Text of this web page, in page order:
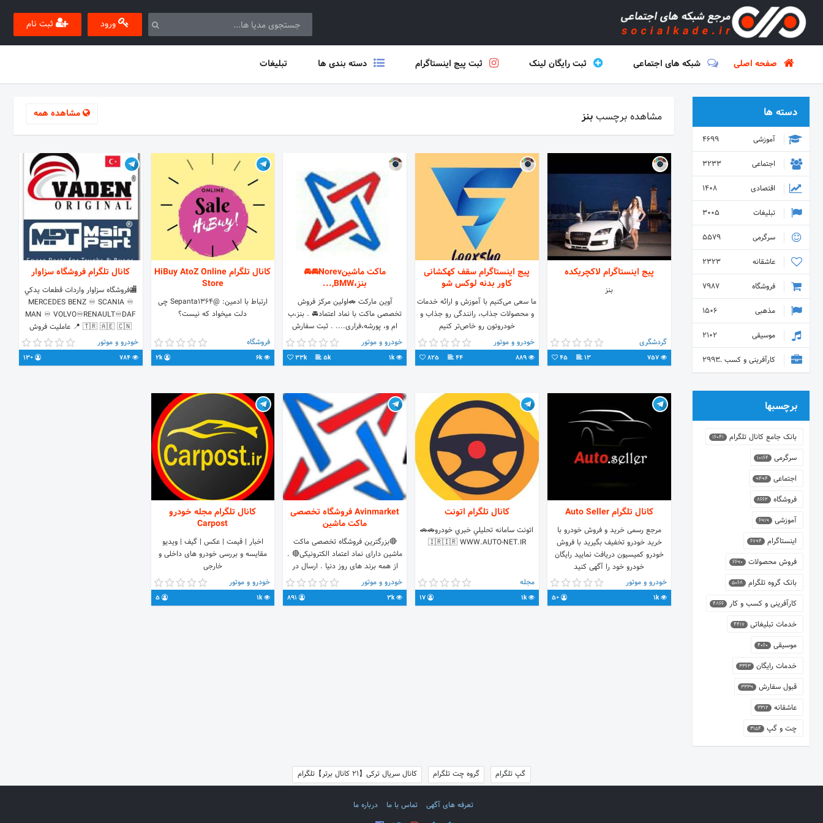
ورود ثبت نام
صفحه اصلی شبکه های اجتماعی ثبت رایگان لینک ثبت پیج اینستاگرام دسته بندی ها تبلیغات
مشاهده برچسب بنز مشاهده همه
پیج اینستاگرام لاکچریکده
بنز
گردشگری
757
13
45
پیج اینستاگرام سقف کهکشانی
کاور بدنه لوکس شو
ما سعی می‌کنیم با آموزش و ارائه خدمات
و محصولات جذاب، رانندگی‌ رو جذاب و
خودرو‌تون رو خاص‌تر کنیم
9020125525-02188679584
#سقف_کهکشانی اطلاعات بیشتر در
خودرو و موتور
889
44
825
ماکت ماشینNorev🚘🚘
بنز،BMW,...
آوین مارکت 🚗اولین مرکز فروش
تخصصی ماکت با نماد اعتماد🚘 . بنز،ب
ام و، پورشه،فراری.... . ثبت سفارش
⬇⬇
خودرو و موتور
1k
5k
33k
کانال تلگرام HiBuy AtoZ Online
Store
ارتباط با ادمین: @Sepanta1364 چی
دلت میخواد که نیست؟⁦
فروشگاه
6k
2k
کانال تلگرام فروشگاه سزاوار
🏬فروشگاه سزاوار واردات قطعات يدكي
MERCEDES BENZ ♾ SCANIA ♾
MAN ♾ VOLVO♾RENAULT♾DAF
📍 🇹🇷 🇦🇪 🇨🇳 عامليت فروش
محصولات 📍M P T 🇹🇷 📍VADEN ⁦
🇹🇷⁩ 📍AYDINSAN 🇹🇷 📍G T S
🇹🇷 📍BEYZAT 🇹🇷 📲 +98 919
خودرو و موتور
784
130
کانال تلگرام Auto Seller
مرجع رسمی خرید و فروش خودرو با
خرید خودرو تخفیف بگیرید با فروش
خودرو کمیسیون دریافت نمایید رایگان
خودرو خود را آگهی کنید
خودرو و موتور
1k
50
کانال تلگرام اتونت
اتونت سامانه تحليلي خبري خودرو🚗🚗
🇮🇷🇮🇷 WWW.AUTO-NET.IR
مجله
1k
17
Avinmarket فروشگاه تخصصی
ماکت ماشین
🔴بزرگترین فروشگاه تخصصی ماکت
ماشین دارای نماد اعتماد الکترونیکی🔴 .
از همه برند های روز دنیا . ارسال در
اسرع وقت با قیمت مناسب . جهت
سفارش عکس مورد نظر رو به ای دی
ادمین ارسال نمایید یا با شماره
خودرو و موتور
3k
891
کانال تلگرام مجله خودرو
Carpost
اخبار | قیمت | عکس | گیف | ویدیو
مقایسه و بررسی خودرو های داخلی و
خارجی
خودرو و موتور
1k
5
دسته ها
آموزشی
4699
اجتماعی
3233
اقتصادی
1408
تبلیغات
3005
سرگرمی
5579
عاشقانه
2323
فروشگاه
7987
مذهبی
1506
موسیقی
2102
کارآفرینی و کسب و کار 2993
برچسبها
بانک جامع کانال تلگرام 16041
سرگرمی 10164
اجتماعی 9494
فروشگاه 8662
آموزشی 6919
اینستاگرام 6794
فروش محصولات 6690
بانک گروه تلگرام 5068
کارآفرینی و کسب و کار 4866
خدمات تبلیغاتی 4417
موسیقی 4060
خدمات رایگان 3363
قبول سفارش 3339
عاشقانه 3312
چت و گپ 3154
گپ تلگرام گروه چت تلگرام کانال سریال ترکی【21 کانال برتر】تلگرام
تعرفه های آگهی تماس با ما درباره ما